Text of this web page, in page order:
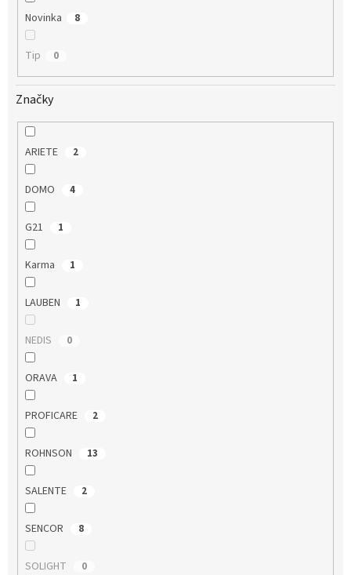
Novinka 8
Tip 0
Značky
ARIETE 2
DOMO 4
G21 1
Karma 1
LAUBEN 1
NEDIS 0
ORAVA 1
PROFICARE 2
ROHNSON 13
SALENTE 2
SENCOR 8
SOLIGHT 0